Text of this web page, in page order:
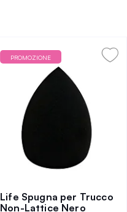
PROMOZIONE
Life Spugna per Trucco
Non-Lattice Nero